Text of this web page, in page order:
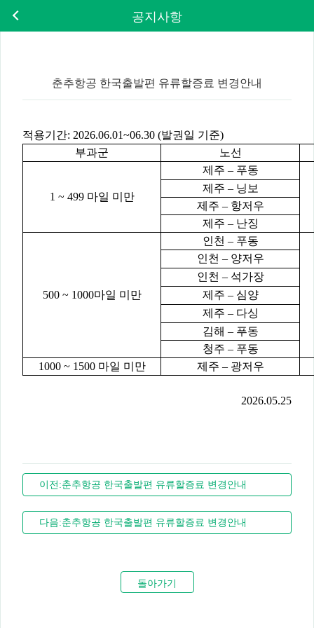
공지사항
춘추항공 한국출발편 유류할증료 변경안내
적용기간: 2026.06.01~06.30 (발권일 기준)
부과군
노선
1 ~ 499 마일 미만
제주 – 푸동
제주 – 닝보
제주 – 항저우
제주 – 난징
500 ~ 1000마일 미만
인천 – 푸동
인천 – 양저우
인천 – 석가장
제주 – 심양
제주 – 다싱
김해 – 푸동
청주 – 푸동
1000 ~ 1500 마일 미만
제주 – 광저우
2026.05.25
이전:춘추항공 한국출발편 유류할증료 변경안내
다음:춘추항공 한국출발편 유류할증료 변경안내
돌아가기